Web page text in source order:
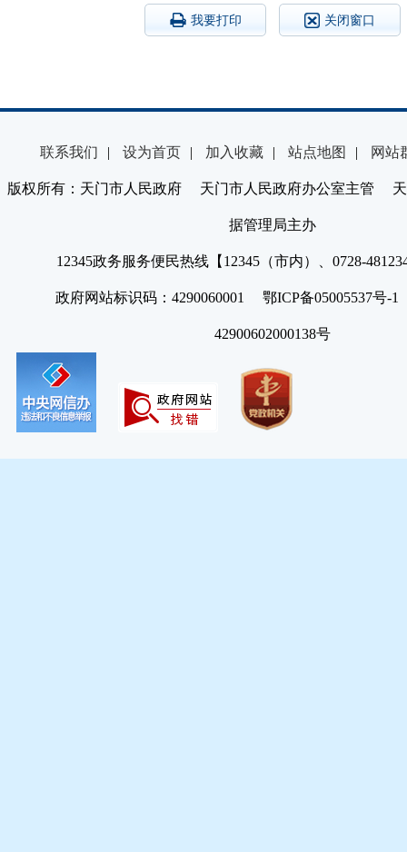
我要打印 关闭窗口
联系我们 | 设为首页 | 加入收藏 | 站点地图 | 网站
版权所有：天门市人民政府 天门市人民政府办公室主管 天
据管理局主办
12345政务服务便民热线【12345（市内）、0728-
政府网站标识码：4290060001 鄂ICP备05005537号
42900602000138号